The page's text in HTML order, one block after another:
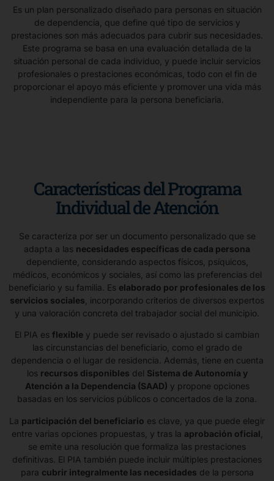
Es un plan personalizado diseñado para personas en situación
de dependencia, que define qué tipo de servicios y
prestaciones son más adecuados para cubrir sus necesidades.
Este programa se basa en una evaluación detallada de la
situación personal de cada individuo, y puede incluir servicios
profesionales o prestaciones económicas, todo con el fin de
proporcionar el apoyo más eficiente y promover una vida más
independiente para la persona beneficiaria.
Características del Programa
Individual de Atención
Se caracteriza por ser un documento personalizado que se
adapta a las necesidades específicas de cada persona
dependiente, considerando aspectos físicos, psíquicos,
médicos, económicos y sociales, así como las preferencias del
beneficiario y su familia. Es elaborado por profesionales de los
servicios sociales , incorporando criterios de diversos expertos
y una valoración concreta del trabajador social del municipio.
El PIA es flexible y puede ser revisado o ajustado si cambian
las circunstancias del beneficiario, como el grado de
dependencia o el lugar de residencia. Además, tiene en cuenta
los recursos disponibles del Sistema de Autonomía y
Atención a la Dependencia (SAAD) y propone opciones
basadas en los servicios públicos o concertados de la zona.
La participación del beneficiario es clave, ya que puede elegir
entre varias opciones propuestas, y tras la aprobación oficial
se emite una resolución que formaliza las prestaciones
definitivas. El PIA también puede incluir múltiples prestaciones
para cubrir integralmente las necesidades de la persona